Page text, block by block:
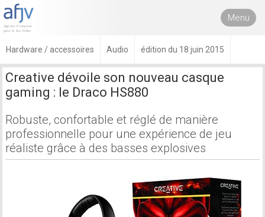
Menu
Hardware / accessoires Audio édition du 18 juin 2015
Creative dévoile son nouveau casque
gaming : le Draco HS880
Robuste, confortable et réglé de manière
professionnelle pour une expérience de jeu
réaliste grâce à des basses explosives